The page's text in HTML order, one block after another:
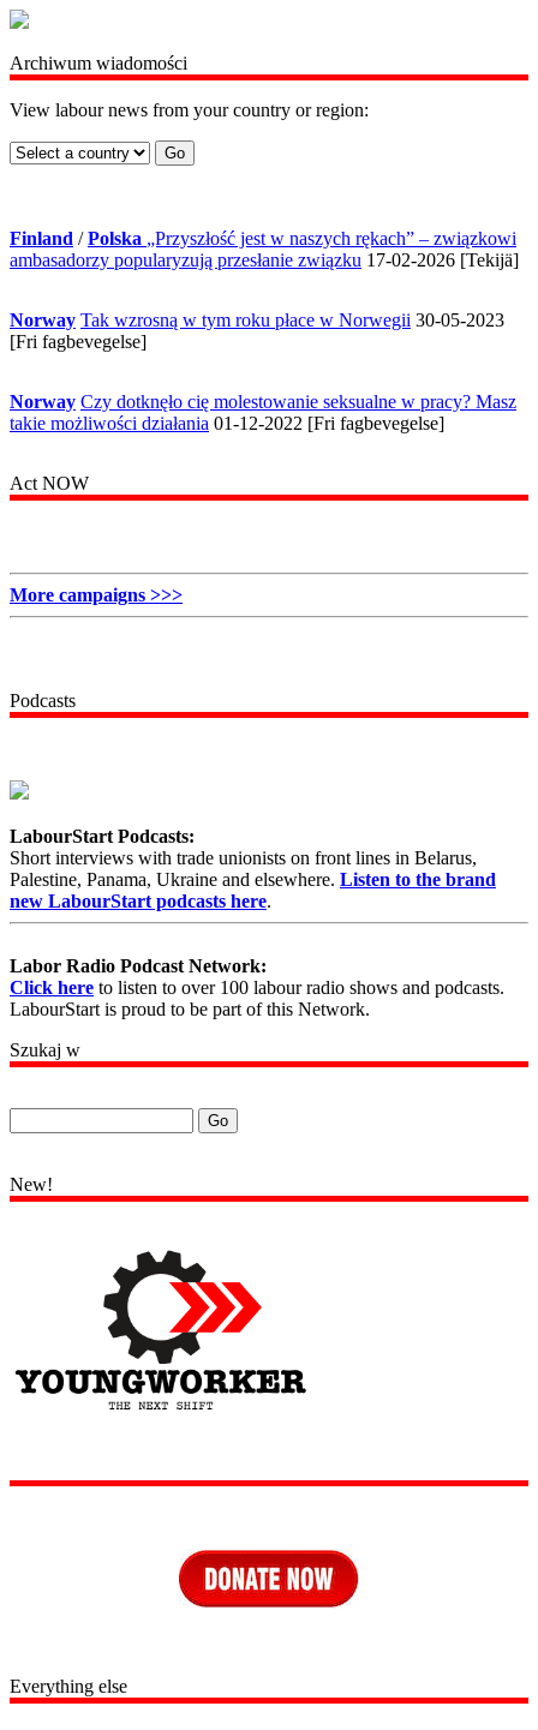
Archiwum wiadomości
View labour news from your country or region:
Finland /Polska „Przyszłość jest w naszych rękach” – związkowi
ambasadorzy popularyzują przesłanie związku 17-02-2026 [Tekijä]
Norway Tak wzrosną w tym roku płace w Norwegii 30-05-2023
[Fri fagbevegelse]
Norway Czy dotknęło cię molestowanie seksualne w pracy? Masz
takie możliwości działania 01-12-2022 [Fri fagbevegelse]
Act NOW
More campaigns >>>
Podcasts
LabourStart Podcasts:
Short interviews with trade unionists on front lines in Belarus,
Palestine, Panama, Ukraine and elsewhere. Listen to the brand
new LabourStart podcasts here.
Labor Radio Podcast Network:
Click here to listen to over 100 labour radio shows and podcasts.
LabourStart is proud to be part of this Network.
Szukaj w
New!
Everything else